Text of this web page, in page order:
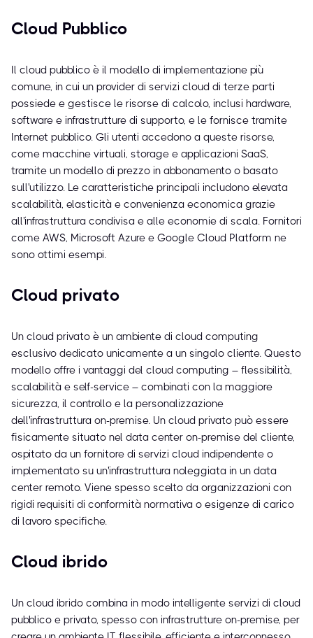
Cloud Pubblico
Il cloud pubblico è il modello di implementazione più
comune, in cui un provider di servizi cloud di terze parti
possiede e gestisce le risorse di calcolo, inclusi hardware,
software e infrastrutture di supporto, e le fornisce tramite
Internet pubblico. Gli utenti accedono a queste risorse,
come macchine virtuali, storage e applicazioni SaaS,
tramite un modello di prezzo in abbonamento o basato
sull'utilizzo. Le caratteristiche principali includono elevata
scalabilità, elasticità e convenienza economica grazie
all'infrastruttura condivisa e alle economie di scala. Fornitori
come AWS, Microsoft Azure e Google Cloud Platform ne
sono ottimi esempi.
Cloud privato
Un cloud privato è un ambiente di cloud computing
esclusivo dedicato unicamente a un singolo cliente. Questo
modello offre i vantaggi del cloud computing – flessibilità,
scalabilità e self-service – combinati con la maggiore
sicurezza, il controllo e la personalizzazione
dell'infrastruttura on-premise. Un cloud privato può essere
fisicamente situato nel data center on-premise del cliente,
ospitato da un fornitore di servizi cloud indipendente o
implementato su un'infrastruttura noleggiata in un data
center remoto. Viene spesso scelto da organizzazioni con
rigidi requisiti di conformità normativa o esigenze di carico
di lavoro specifiche.
Cloud ibrido
Un cloud ibrido combina in modo intelligente servizi di cloud
pubblico e privato, spesso con infrastrutture on-premise, per